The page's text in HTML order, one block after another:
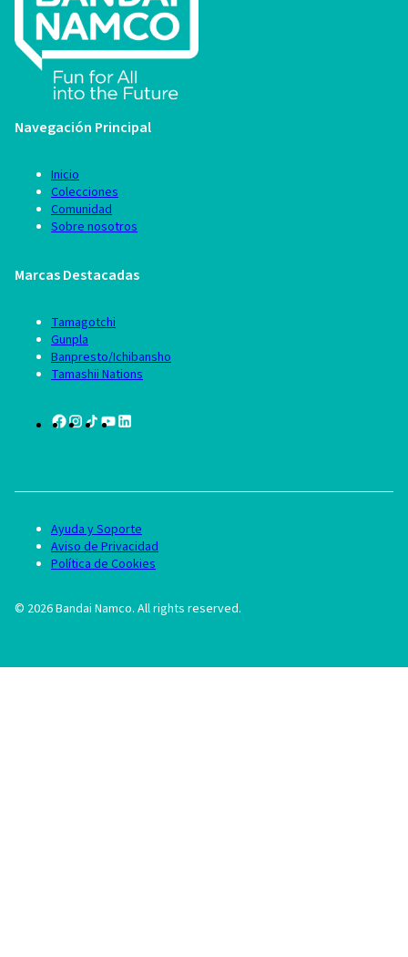
Navegación Principal
Inicio
Colecciones
Comunidad
Sobre nosotros
Marcas Destacadas
Tamagotchi
Gunpla
Banpresto/Ichibansho
Tamashii Nations
© 2026Bandai Namco. All rights reserved.
Ayuda y Soporte
Aviso de Privacidad
Política de Cookies